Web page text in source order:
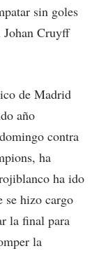
sin goles
Cruyff
de Madrid
año
contra
ha
ha ido
se hizo cargo
la final para
la